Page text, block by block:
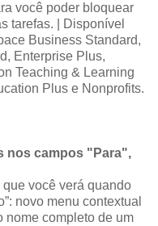
você poder bloquear
tarefas. | Disponível
Business Standard,
Enterprise Plus,
Teaching & Learning
Plus e Nonprofits.
nos campos "Para",
você verá quando
novo menu contextual
nome completo de um